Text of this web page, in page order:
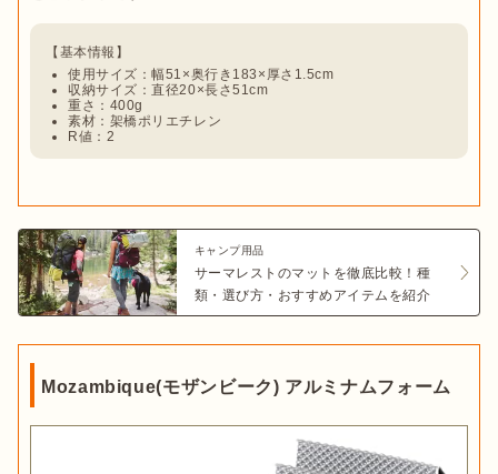
使用サイズ：幅51×奥行き183×厚さ1.5cm
収納サイズ：直径20×長さ51cm
重さ：400g
素材：架橋ポリエチレン
R値：2
キャンプ用品
サーマレストのマットを徹底比較！種
類・選び方・おすすめアイテムを紹介
Mozambique(モザンビーク) アルミナムフォーム